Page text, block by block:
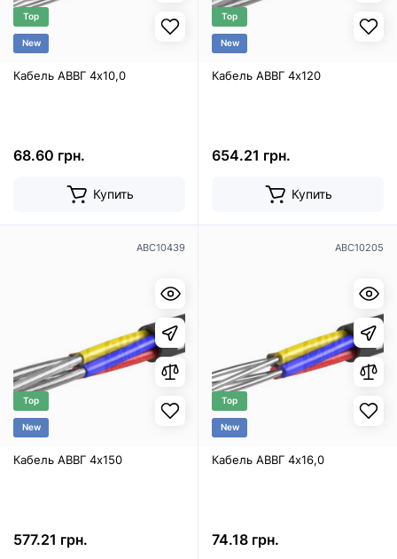
Top
New
Кабель АВВГ 4х10,0
68.60 грн.
Купить
Top
New
Кабель АВВГ 4х120
654.21 грн.
Купить
ABC10439
Top
New
Кабель АВВГ 4х150
577.21 грн.
ABC10205
Top
New
Кабель АВВГ 4х16,0
74.18 грн.